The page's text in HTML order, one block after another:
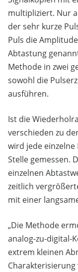
multipliziert. Nur
der sehr kurze
Puls die
Abtastung
Methode in zwei
sowohl die
ausführen.
Ist die
verschieden zu
wird jede einzelne
Stelle gemessen.
einzelnen
zeitlich
mit einer
„Die Methode
analog-zu-digital-
extrem kleinen